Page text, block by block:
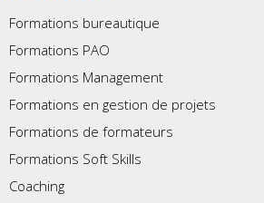
Formations bureautique
Formations PAO
Formations Management
Formations en gestion de projets
Formations de formateurs
Formations Soft Skills
Coaching